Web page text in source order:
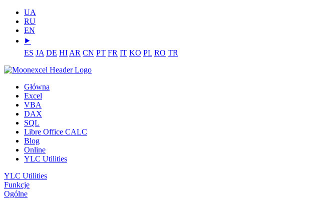
UA
RU
EN
⯈
ES JA DE HI AR CN PT FR IT KO PL RO TR
Główna
Excel
VBA
DAX
SQL
Libre Office CALC
Blog
Online
YLC Utilities
YLC Utilities
Funkcje
Ogólne